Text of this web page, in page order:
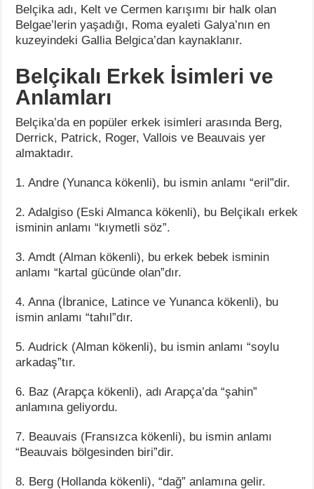
Belçika adı, Kelt ve Cermen karışımı bir halk olan
Belgae’lerin yaşadığı, Roma eyaleti Galya’nın en
kuzeyindeki Gallia Belgica’dan kaynaklanır.
Belçikalı Erkek İsimleri ve
Anlamları
Belçika’da en popüler erkek isimleri arasında Berg,
Derrick, Patrick, Roger, Vallois ve Beauvais yer
almaktadır.
1. Andre (Yunanca kökenli), bu ismin anlamı “eril”dir.
2. Adalgiso (Eski Almanca kökenli), bu Belçikalı erkek
isminin anlamı “kıymetli söz”.
3. Amdt (Alman kökenli), bu erkek bebek isminin
anlamı “kartal gücünde olan”dır.
4. Anna (İbranice, Latince ve Yunanca kökenli), bu
ismin anlamı “tahıl”dır.
5. Audrick (Alman kökenli), bu ismin anlamı “soylu
arkadaş”tır.
6. Baz (Arapça kökenli), adı Arapça’da “şahin”
anlamına geliyordu.
7. Beauvais (Fransızca kökenli), bu ismin anlamı
“Beauvais bölgesinden biri”dir.
8. Berg (Hollanda kökenli), “dağ” anlamına gelir.